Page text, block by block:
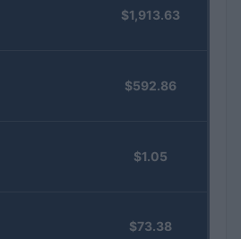
$1,913.63
$592.86
$1.05
$73.38